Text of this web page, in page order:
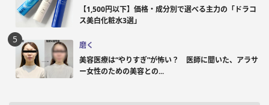
【1,500円以下】価格・成分別で選べる主力の「ドラコ
ス美白化粧水3選」
磨く
美容医療は“やりすぎ”が怖い？ 医師に聞いた、アラサ
ー女性のための美容との...